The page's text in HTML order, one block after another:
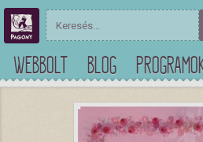
WEBBOLT BLOG